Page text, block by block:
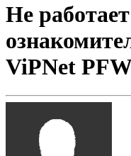
Не работает
ViPNet